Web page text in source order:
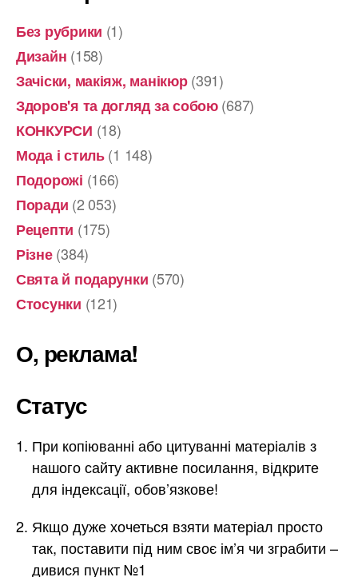
Без рубрики (1)
Дизайн (158)
Зачіски, макіяж, манікюр(391)
Здоров'я та догляд за собою(687)
КОНКУРСИ (18)
Мода і стиль(1 148)
Подорожі (166)
Поради (2 053)
Рецепти (175)
Різне(384)
Свята й подарунки (570)
Стосунки (121)
О, реклама!
Статус
При копіюванні або цитуванні матеріалів з
нашого сайту активне посилання, відкрите
для індексації, обов’язкове!
Якщо дуже хочеться взяти матеріал просто
так, поставити під ним своє ім’я чи зграбити –
дивися пункт №1